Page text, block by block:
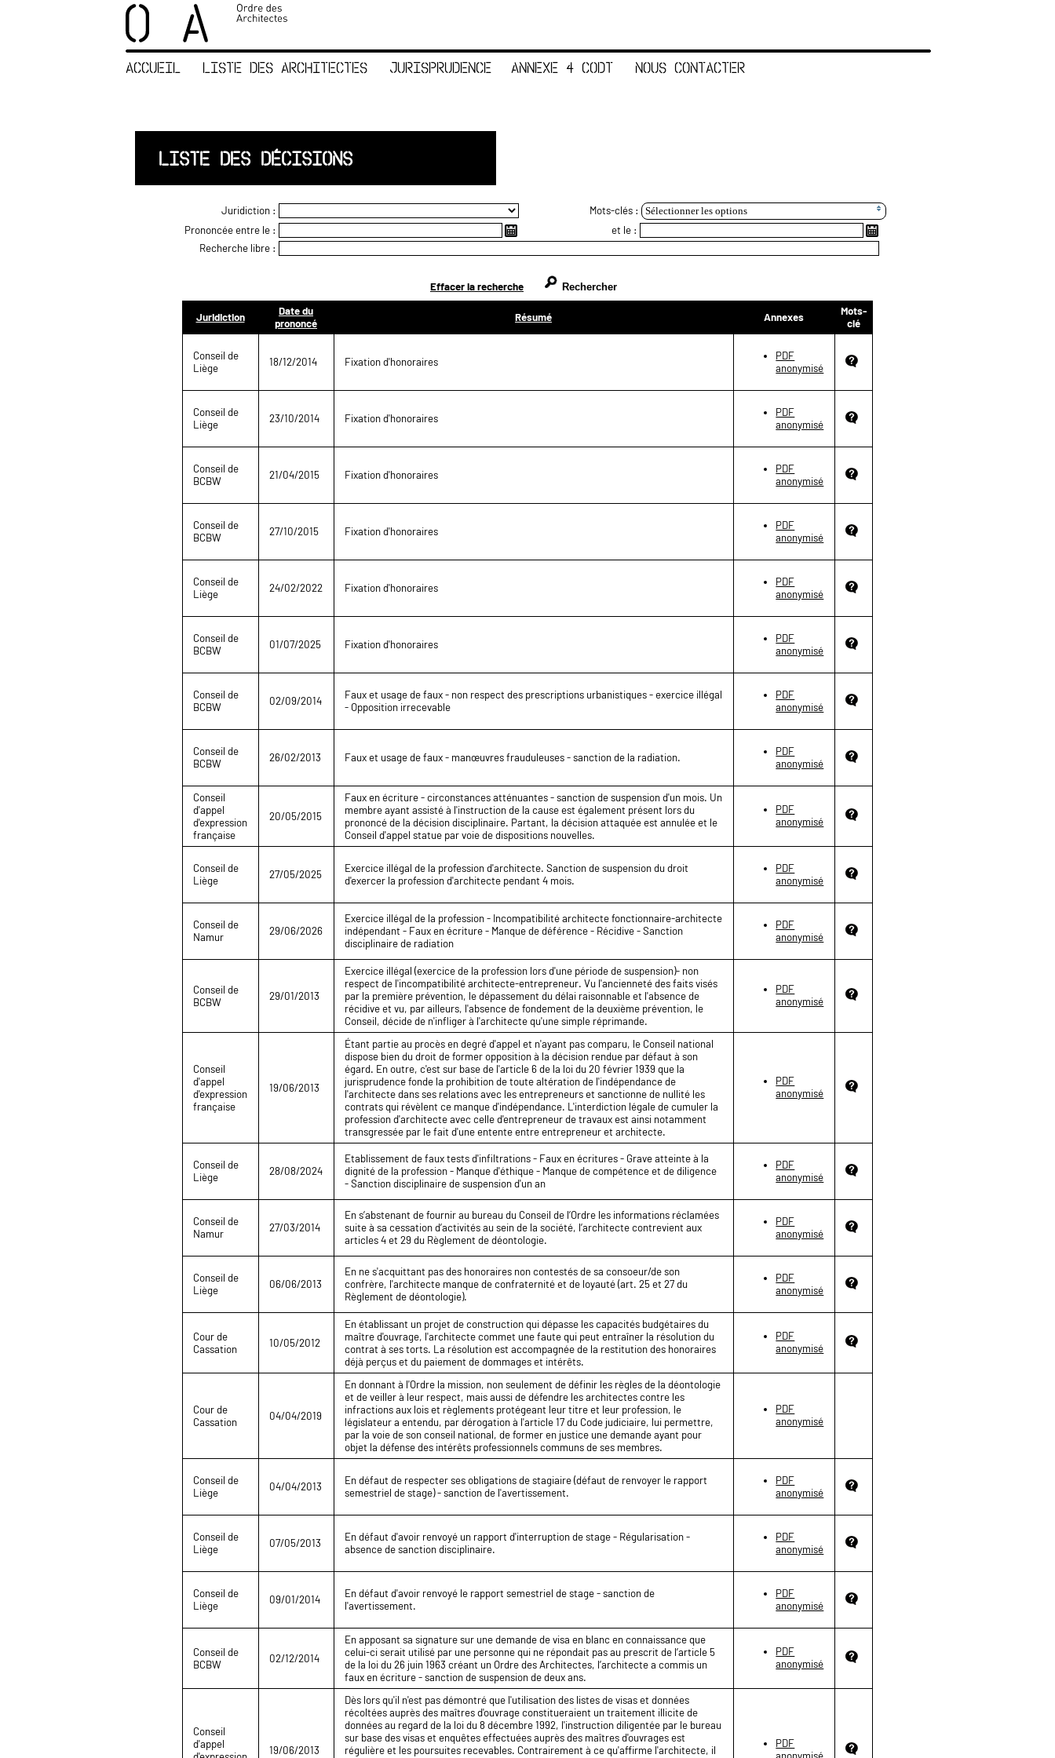
ACCUEIL LISTE DES ARCHITECTES JURISPRUDENCE ANNEXE 4 CODT NOUS CONTACTER
LISTE DES DÉCISIONS
Juridiction : Mots-clés : Sélectionner les options
Prononcée entre le :
et le :
Recherche libre :
Effacer la recherche
Juridiction
Date du
prononcé
Résumé Annexes
Mots-
clé
Conseil de
Liège
18/12/2014 Fixation d'honoraires
PDF
anonymisé
Conseil de
Liège
23/10/2014 Fixation d'honoraires
PDF
anonymisé
Conseil de
BCBW
21/04/2015 Fixation d'honoraires
PDF
anonymisé
Conseil de
BCBW
27/10/2015 Fixation d'honoraires
PDF
anonymisé
Conseil de
Liège
24/02/2022 Fixation d'honoraires
PDF
anonymisé
Conseil de
BCBW
01/07/2025 Fixation d'honoraires
PDF
anonymisé
Conseil de
BCBW
02/09/2014
Faux et usage de faux - non respect des prescriptions urbanistiques - exercice illégal
- Opposition irrecevable
PDF
anonymisé
Conseil de
BCBW
26/02/2013 Faux et usage de faux - manœuvres frauduleuses - sanction de la radiation.
PDF
anonymisé
Conseil
d'appel
d'expression
française
20/05/2015
Faux en écriture - circonstances atténuantes - sanction de suspension d'un mois. Un
membre ayant assisté à l'instruction de la cause est également présent lors du
prononcé de la décision disciplinaire. Partant, la décision attaquée est annulée et le
Conseil d'appel statue par voie de dispositions nouvelles.
PDF
anonymisé
Conseil de
Liège
27/05/2025
Exercice illégal de la profession d'architecte. Sanction de suspension du droit
d'exercer la profession d'architecte pendant 4 mois.
PDF
anonymisé
Conseil de
Namur
29/06/2026
Exercice illégal de la profession - Incompatibilité architecte fonctionnaire-architecte
indépendant - Faux en écriture - Manque de déférence - Récidive - Sanction
disciplinaire de radiation
PDF
anonymisé
Conseil de
BCBW
29/01/2013
Exercice illégal (exercice de la profession lors d'une période de suspension)- non
respect de l'incompatibilité architecte-entrepreneur. Vu l'ancienneté des faits visés
par la première prévention, le dépassement du délai raisonnable et l'absence de
récidive et vu, par ailleurs, l'absence de fondement de la deuxième prévention, le
Conseil, décide de n'infliger à l'architecte qu'une simple réprimande.
PDF
anonymisé
Conseil
d'appel
d'expression
française
19/06/2013
Étant partie au procès en degré d'appel et n'ayant pas comparu, le Conseil national
dispose bien du droit de former opposition à la décision rendue par défaut à son
égard. En outre, c'est sur base de l'article 6 de la loi du 20 février 1939 que la
jurisprudence fonde la prohibition de toute altération de l'indépendance de
l'architecte dans ses relations avec les entrepreneurs et sanctionne de nullité les
contrats qui révèlent ce manque d'indépendance. L'interdiction légale de cumuler la
profession d'architecte avec celle d'entrepreneur de travaux est ainsi notamment
transgressée par le fait d'une entente entre entrepreneur et architecte.
PDF
anonymisé
Conseil de
Liège
28/08/2024
Etablissement de faux tests d'infiltrations - Faux en écritures - Grave atteinte à la
dignité de la profession - Manque d'éthique - Manque de compétence et de diligence
- Sanction disciplinaire de suspension d'un an
PDF
anonymisé
Conseil de
Namur
27/03/2014
En s’abstenant de fournir au bureau du Conseil de l’Ordre les informations réclamées
suite à sa cessation d’activités au sein de la société, l’architecte contrevient aux
articles 4 et 29 du Règlement de déontologie.
PDF
anonymisé
Conseil de
Liège
06/06/2013
En ne s'acquittant pas des honoraires non contestés de sa consoeur/de son
confrère, l'architecte manque de confraternité et de loyauté (art. 25 et 27 du
Règlement de déontologie).
PDF
anonymisé
Cour de
Cassation
10/05/2012
En établissant un projet de construction qui dépasse les capacités budgétaires du
maître d'ouvrage, l'architecte commet une faute qui peut entraîner la résolution du
contrat à ses torts. La résolution est accompagnée de la restitution des honoraires
déjà perçus et du paiement de dommages et intérêts.
PDF
anonymisé
Cour de
Cassation
04/04/2019
En donnant à l'Ordre la mission, non seulement de définir les règles de la déontologie
et de veiller à leur respect, mais aussi de défendre les architectes contre les
infractions aux lois et règlements protégeant leur titre et leur profession, le
législateur a entendu, par dérogation à l'article 17 du Code judiciaire, lui permettre,
par la voie de son conseil national, de former en justice une demande ayant pour
objet la défense des intérêts professionnels communs de ses membres.
PDF
anonymisé
Conseil de
Liège
04/04/2013
En défaut de respecter ses obligations de stagiaire (défaut de renvoyer le rapport
semestriel de stage) - sanction de l'avertissement.
PDF
anonymisé
Conseil de
Liège
07/05/2013
En défaut d'avoir renvoyé un rapport d'interruption de stage - Régularisation -
absence de sanction disciplinaire.
PDF
anonymisé
Conseil de
Liège
09/01/2014
En défaut d'avoir renvoyé le rapport semestriel de stage - sanction de
l'avertissement.
PDF
anonymisé
Conseil de
BCBW
02/12/2014
En apposant sa signature sur une demande de visa en blanc en connaissance que
celui-ci serait utilisé par une personne qui ne répondait pas au prescrit de l’article 5
de la loi du 26 juin 1963 créant un Ordre des Architectes, l’architecte a commis un
faux en écriture - sanction de suspension de deux ans.
PDF
anonymisé
Conseil
d'appel
19/06/2013
Dès lors qu'il n'est pas démontré que l'utilisation des listes de visas et données
récoltées auprès des maîtres d'ouvrage constitueraient un traitement illicite de
données au regard de la loi du 8 décembre 1992, l'instruction diligentée par le bureau
sur base des visas et enquêtes effectuées auprès des maîtres d'ouvrages est
régulière et les poursuites recevables. Contrairement à ce qu'affirme l'architecte, il
PDF